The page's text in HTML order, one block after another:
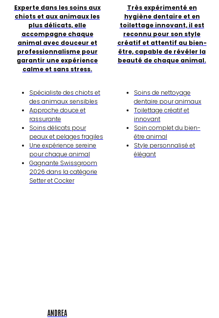
Experte dans les soins aux
chiots et aux animaux les
plus délicats, elle
accompagne chaque
animal avec douceur et
professionnalisme pour
garantir une expérience
calme et sans stress.
Spécialiste des chiots et
des animaux sensibles
Approche douce et
rassurante
Soins délicats pour
peaux et pelages fragiles
Une expérience sereine
pour chaque animal
Gagnante Swissgroom
2026 dans la catégorie
Setter et Cocker
Très expérimenté en
hygiène dentaire et en
toilettage innovant, il est
reconnu pour son style
créatif et attentif au bien-
être, capable de révéler la
beauté de chaque animal.
Soins de nettoyage
dentaire pour animaux
Toilettage créatif et
innovant
Soin complet du bien-
être animal
Style personnalisé et
élégant
ANDREA